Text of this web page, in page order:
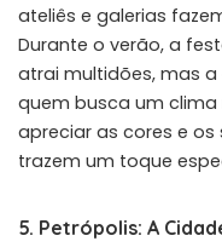
ateliês e galerias
Durante o verão, a
atrai multidões, mas
quem busca um
apreciar as cores e os
trazem um toque
5. Petrópolis: A